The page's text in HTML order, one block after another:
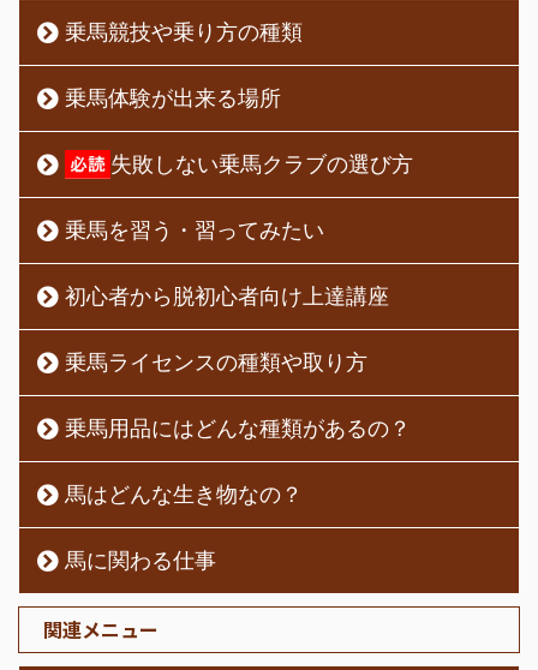
乗馬競技や乗り方の種類
乗馬体験が出来る場所
失敗しない乗馬クラブの選び方
乗馬を習う・習ってみたい
初心者から脱初心者向け上達講座
乗馬ライセンスの種類や取り方
乗馬用品にはどんな種類があるの？
馬はどんな生き物なの？
馬に関わる仕事
関連メニュー